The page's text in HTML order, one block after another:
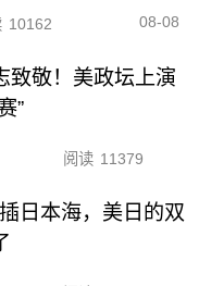
10162 08-08
致敬！美政坛上演
”
阅读 11379
日本海，美日的双